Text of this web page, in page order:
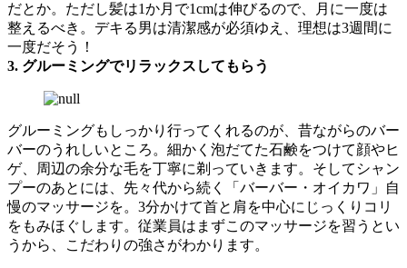
だとか。ただし髪は1か月で1cmは伸びるので、月に一度は
整えるべき。デキる男は清潔感が必須ゆえ、理想は3週間に
一度だそう！
3. グルーミングでリラックスしてもらう
グルーミングもしっかり行ってくれるのが、昔ながらのバー
バーのうれしいところ。細かく泡だてた石鹸をつけて顔やヒ
ゲ、周辺の余分な毛を丁寧に剃っていきます。そしてシャン
プーのあとには、先々代から続く「バーバー・オイカワ」自
慢のマッサージを。3分かけて首と肩を中心にじっくりコリ
をもみほぐします。従業員はまずこのマッサージを習うとい
うから、こだわりの強さがわかります。